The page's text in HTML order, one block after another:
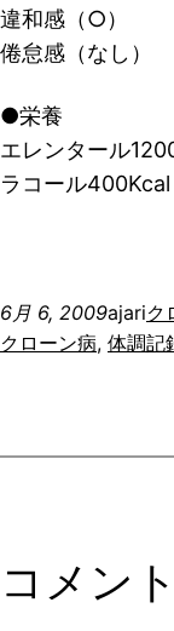
違和感（○）
倦怠感（なし）
●栄養
エレンタール
ラコール400Kcal
6月 6, 2009ajariク
クローン病, 体調記
コメン